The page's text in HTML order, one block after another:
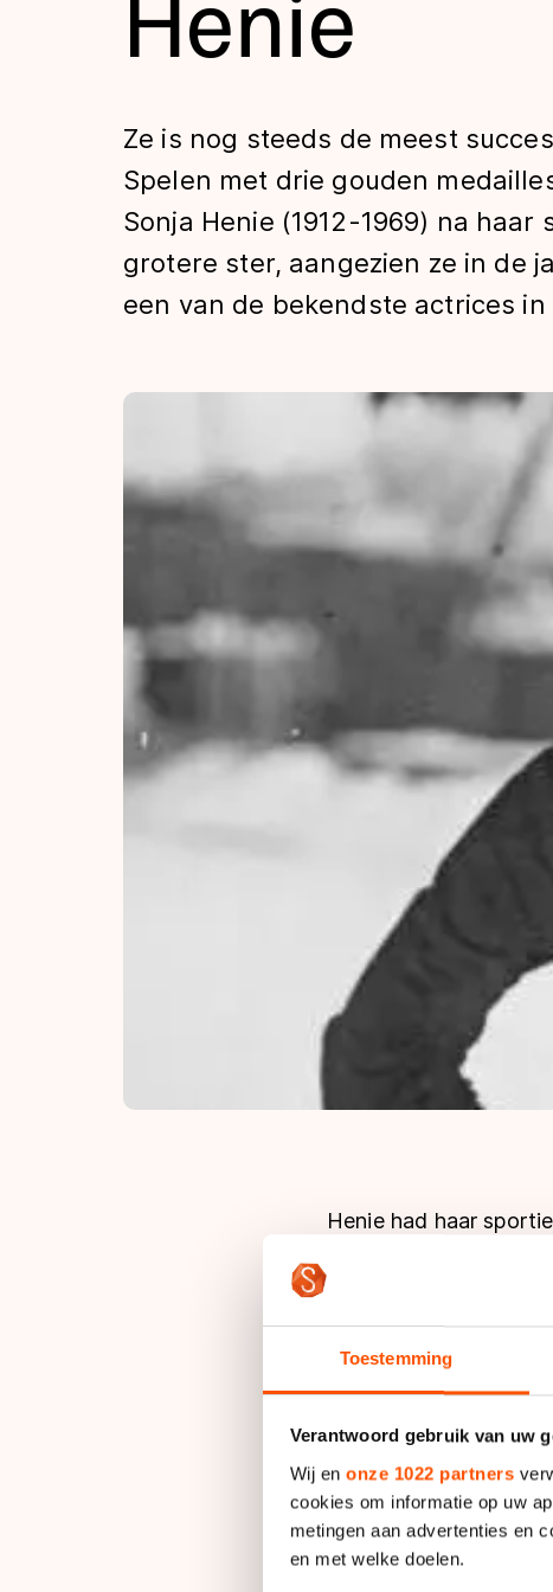
Toestemming
Verantwoord gebruik van uw
Wij en onze 1022 partners
cookies om informatie op uw
metingen aan advertenties en
en met welke doelen.
Tijden & historie
De weg op
Schaatsfans
Olympische
Ze is nog steeds de meest
Spelen met drie gouden
Sonja Henie (1912-1969) na
grotere ster, aangezien ze in de
een van de bekendste actrices
Henie had haar
Sonja had in haar
tennis, zwemmen en
haar oudere broer
te bereiken. De
de hele wereld in om
Russische ballerina